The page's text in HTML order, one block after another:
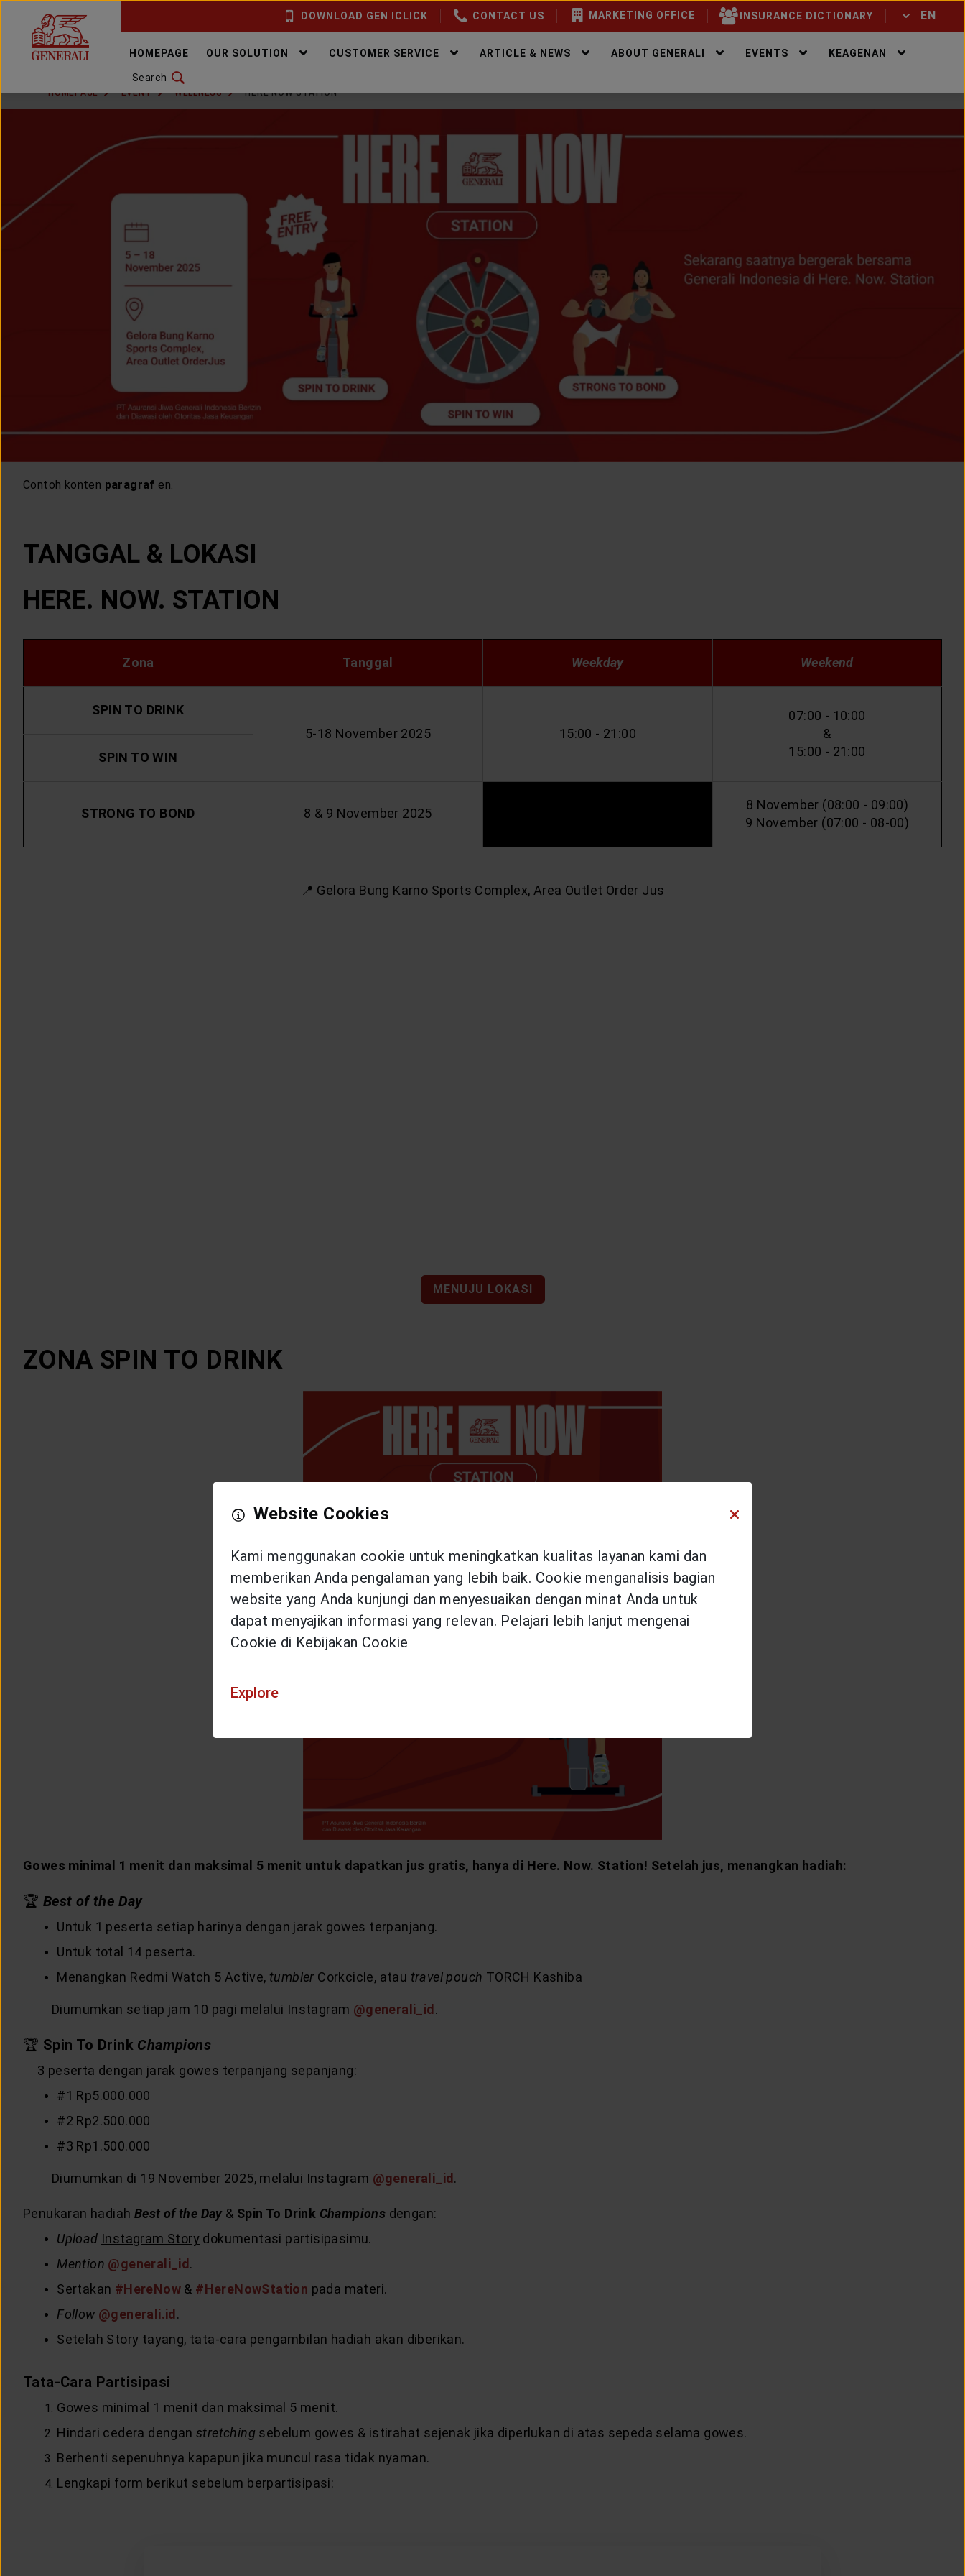
DOWNLOAD GEN ICLICK CONTACT US MARKETING OFFICE INSURANCE DICTIONARY EN
HOMEPAGE OUR SOLUTION CUSTOMER SERVICE ARTICLE & NEWS ABOUT GENERALI EVENTS KEAGENAN
Search
HOMEPAGE EVENT WELLNESS HERE NOW STATION
Contoh konten paragraf en.
TANGGAL & LOKASI
HERE. NOW. STATION
Zona Tanggal Weekday Weekend
SPIN TO DRINK
5-18 November 2025
15:00 - 21:00
07:00 - 10:00
&
15:00 - 21:00
SPIN TO WIN
STRONG TO BOND 8 & 9 November 2025
8 November (08:00 - 09:00)
9 November (07:00 - 08-00)
📍 Gelora Bung Karno Sports Complex, Area Outlet Order Jus
MENUJU LOKASI
ZONA SPIN TO DRINK
Gowes minimal 1 menit dan maksimal 5 menit untuk dapatkan jus gratis, hanya di Here. Now. Station! Setelah jus, menangkan hadiah:
🏆 Best of the Day
Untuk 1 peserta setiap harinya dengan jarak gowes terpanjang.
Untuk total 14 peserta.
Menangkan Redmi Watch 5 Active, tumbler Corkcicle, atau travel pouch TORCH Kashiba
Diumumkan setiap jam 10 pagi melalui Instagram @generali_id.
🏆 Spin To Drink Champions
3 peserta dengan jarak gowes terpanjang sepanjang:
#1 Rp5.000.000
#2 Rp2.500.000
#3 Rp1.500.000
Diumumkan di 19 November 2025, melalui Instagram @generali_id.
Penukaran hadiah Best of the Day & Spin To Drink Champions dengan:
Upload Instagram Story dokumentasi partisipasimu.
Mention @generali_id.
Sertakan #HereNow & #HereNowStation pada materi.
Follow @generali.id.
Setelah Story tayang, tata-cara pengambilan hadiah akan diberikan.
Tata-Cara Partisipasi
Gowes minimal 1 menit dan maksimal 5 menit.
Hindari cedera dengan stretching sebelum gowes & istirahat sejenak jika diperlukan di atas sepeda selama gowes.
Berhenti sepenuhnya kapapun jika muncul rasa tidak nyaman.
Lengkapi form berikut sebelum berpartisipasi:
Website Cookies
Kami menggunakan cookie untuk meningkatkan kualitas layanan kami dan
memberikan Anda pengalaman yang lebih baik. Cookie menganalisis bagian
website yang Anda kunjungi dan menyesuaikan dengan minat Anda untuk
dapat menyajikan informasi yang relevan. Pelajari lebih lanjut mengenai
Cookie di Kebijakan Cookie
Explore
CHANGE LANGUAGE ID EN
DOWNLOAD GEN ICLICK
MARKETING OFFICE